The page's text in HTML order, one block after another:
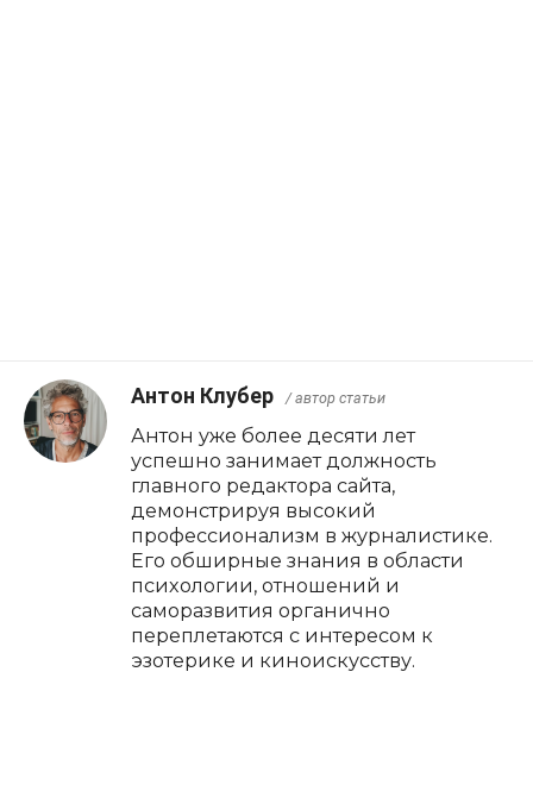
Антон Клубер / автор статьи
Антон уже более десяти лет
успешно занимает должность
главного редактора сайта,
демонстрируя высокий
профессионализм в журналистике.
Его обширные знания в области
психологии, отношений и
саморазвития органично
переплетаются с интересом к
эзотерике и киноискусству.